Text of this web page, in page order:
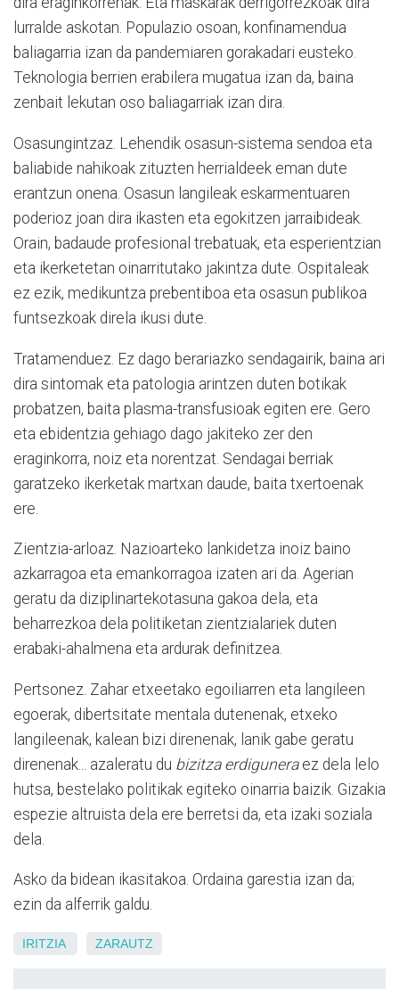
lurralde askotan. Populazio osoan, konfinamendua
baliagarria izan da pandemiaren gorakadari eusteko.
Teknologia berrien erabilera mugatua izan da, baina
zenbait lekutan oso baliagarriak izan dira.
Osasungintzaz. Lehendik osasun-sistema sendoa eta
baliabide nahikoak zituzten herrialdeek eman dute
erantzun onena. Osasun langileak eskarmentuaren
poderioz joan dira ikasten eta egokitzen jarraibideak.
Orain, badaude profesional trebatuak, eta esperientzian
eta ikerketetan oinarritutako jakintza dute. Ospitaleak
ez ezik, medikuntza prebentiboa eta osasun publikoa
funtsezkoak direla ikusi dute.
Tratamenduez. Ez dago berariazko sendagairik, baina ari
dira sintomak eta patologia arintzen duten botikak
probatzen, baita plasma-transfusioak egiten ere. Gero
eta ebidentzia gehiago dago jakiteko zer den
eraginkorra, noiz eta norentzat. Sendagai berriak
garatzeko ikerketak martxan daude, baita txertoenak
ere.
Zientzia-arloaz. Nazioarteko lankidetza inoiz baino
azkarragoa eta emankorragoa izaten ari da. Agerian
geratu da diziplinartekotasuna gakoa dela, eta
beharrezkoa dela politiketan zientzialariek duten
erabaki-ahalmena eta ardurak definitzea.
Pertsonez. Zahar etxeetako egoiliarren eta langileen
egoerak, dibertsitate mentala dutenenak, etxeko
langileenak, kalean bizi direnenak, lanik gabe geratu
direnenak... azaleratu du bizitza erdiguneraez dela lelo
hutsa, bestelako politikak egiteko oinarria baizik. Gizakia
espezie altruista dela ere berretsi da, eta izaki soziala
dela.
Asko da bidean ikasitakoa. Ordaina garestia izan da;
ezin da alferrik galdu.
IRITZIA ZARAUTZ